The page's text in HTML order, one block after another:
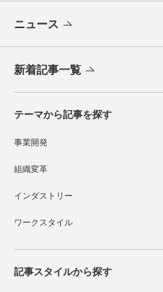
ニュース
新着記事一覧
テーマから記事を探す
事業開発
組織変革
インダストリー
ワークスタイル
記事スタイルから探す